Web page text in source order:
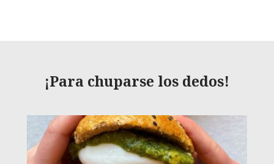
¡Para chuparse los dedos!